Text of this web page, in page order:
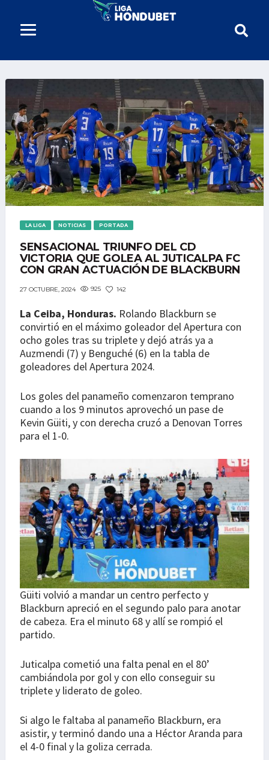
LA LIGA NOTICIAS PORTADA
SENSACIONAL TRIUNFO DEL CD
VICTORIA QUE GOLEA AL JUTICALPA FC
CON GRAN ACTUACIÓN DE BLACKBURN
27 OCTUBRE, 2024 925 142
La Ceiba, Honduras. Rolando Blackburn se
convirtió en el máximo goleador del Apertura con
ocho goles tras su triplete y dejó atrás ya a
Auzmendi (7) y Benguché (6) en la tabla de
goleadores del Apertura 2024.
Los goles del panameño comenzaron temprano
cuando a los 9 minutos aprovechó un pase de
Kevin Güiti, y con derecha cruzó a Denovan Torres
para el 1-0.
Güiti volvió a mandar un centro perfecto y
Blackburn apreció en el segundo palo para anotar
de cabeza. Era el minuto 68 y allí se rompió el
partido.
Juticalpa cometió una falta penal en el 80’
cambiándola por gol y con ello conseguir su
triplete y liderato de goleo.
Si algo le faltaba al panameño Blackburn, era
asistir, y terminó dando una a Héctor Aranda para
el 4-0 final y la goliza cerrada.